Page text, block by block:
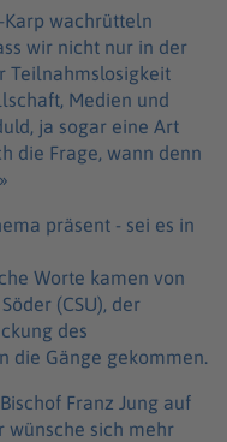
Karp wachrütteln
wir nicht nur in der
Teilnahmslosigkeit
Medien und
ja sogar eine Art
die Frage, wann denn
präsent - sei es in
Worte kamen von
(CSU), der
des
die Gänge gekommen.
Franz Jung auf
wünsche sich mehr